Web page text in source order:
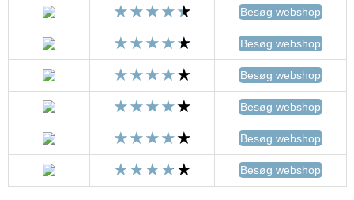
Besøg webshop
Besøg webshop
Besøg webshop
Besøg webshop
Besøg webshop
Besøg webshop